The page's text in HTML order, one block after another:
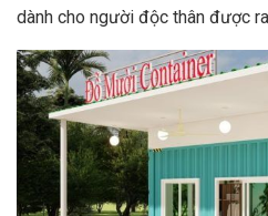
dành cho người độc thân được